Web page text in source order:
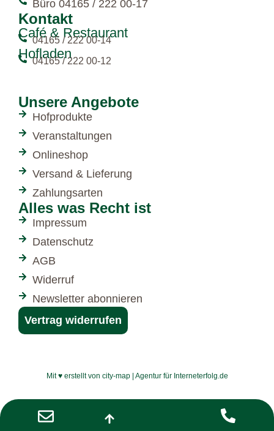
Büro 04165 / 222 00-17
Kontakt
Café & Restaurant
04165 / 222 00-14
Hofladen
04165 / 222 00-12
Unsere Angebote
Hofprodukte
Veranstaltungen
Onlineshop
Versand & Lieferung
Zahlungsarten
Alles was Recht ist
Impressum
Datenschutz
AGB
Widerruf
Newsletter abonnieren
Vertrag widerrufen
Mit ♥ erstellt von city-map | Agentur für Interneterfolg.de